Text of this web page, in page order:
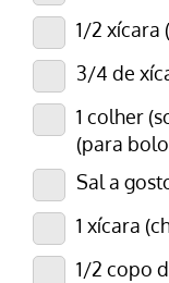
1/2 xícara
3/4 de
1 colher
(para
Sal a
1 xícara
1/2 copo